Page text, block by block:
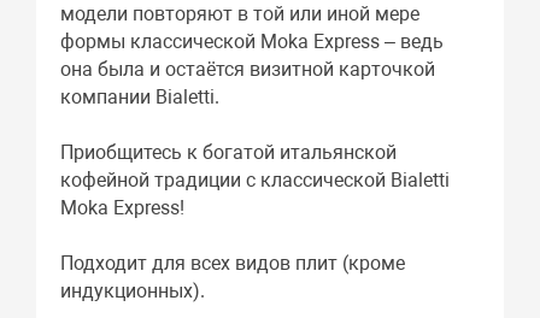
модели повторяют в той или иной мере
формы классической Moka Express – ведь
она была и остаётся визитной карточкой
компании Bialetti.
Приобщитесь к богатой итальянской
кофейной традиции с классической Bialetti
Moka Express!
Подходит для всех видов плит (кроме
индукционных).